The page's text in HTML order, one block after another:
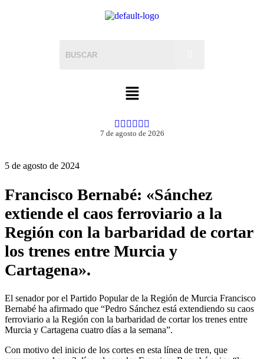
7 de agosto de 2026
5 de agosto de 2024
Francisco Bernabé: «Sánchez
extiende el caos ferroviario a la
Región con la barbaridad de cortar
los trenes entre Murcia y
Cartagena».
El senador por el Partido Popular de la Región de Murcia Francisco
Bernabé ha afirmado que “Pedro Sánchez está extendiendo su caos
ferroviario a la Región con la barbaridad de cortar los trenes entre
Murcia y Cartagena cuatro días a la semana”.
Con motivo del inicio de los cortes en esta línea de tren, que